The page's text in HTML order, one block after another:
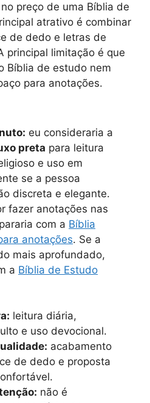
preço de uma Bíblia de
atrativo é combinar
de dedo e letras de
principal limitação é que
Bíblia de estudo nem
para anotações.
eu consideraria a
preta para leitura
e uso em
se a pessoa
discreta e elegante.
fazer anotações nas
com a Bíblia
anotações. Se a
mais aprofundado,
a Bíblia de Estudo
leitura diária,
e uso devocional.
acabamento
de dedo e proposta
não é